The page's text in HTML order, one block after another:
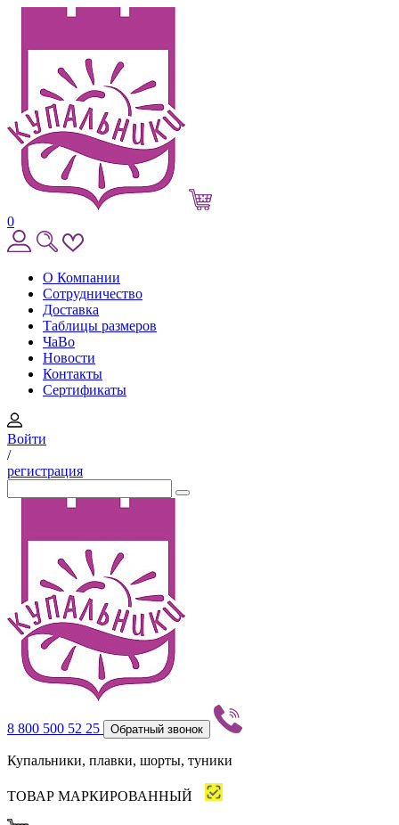
0
О Компании
Сотрудничество
Доставка
Таблицы размеров
ЧаВо
Новости
Контакты
Сертификаты
Войти
/
регистрация
8 800 500 52 25 Обратный звонок
Купальники, плавки, шорты, туники
ТОВАР МАРКИРОВАННЫЙ